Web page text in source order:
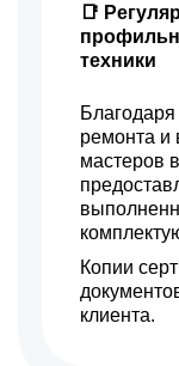
📑
техники
ремонта и
мастеров
Копии
клиента.